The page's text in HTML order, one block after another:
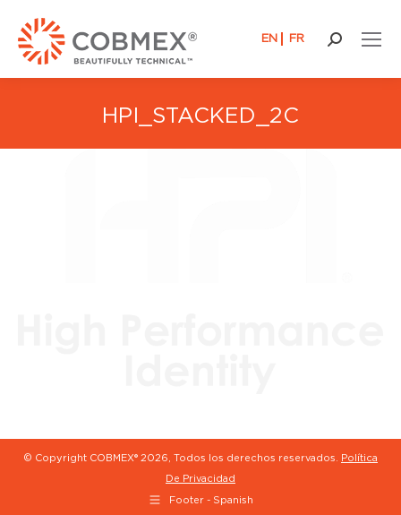
EN FR Buscar:
HPI_STACKED_2C
© Copyright COBMEX® 2026, Todos los derechos reservados. Política
De Privacidad
Footer - Spanish